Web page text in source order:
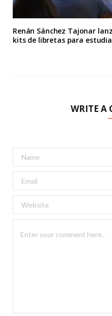
Renán Sánchez Tajonar
kits de libretas para
WRITE A